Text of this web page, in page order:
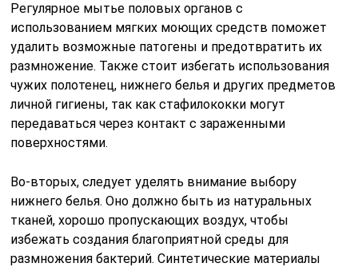
Регулярное мытье половых органов с
использованием мягких моющих средств поможет
удалить возможные патогены и предотвратить их
размножение. Также стоит избегать использования
чужих полотенец, нижнего белья и других предметов
личной гигиены, так как стафилококки могут
передаваться через контакт с зараженными
поверхностями.
Во-вторых, следует уделять внимание выбору
нижнего белья. Оно должно быть из натуральных
тканей, хорошо пропускающих воздух, чтобы
избежать создания благоприятной среды для
размножения бактерий. Синтетические материалы